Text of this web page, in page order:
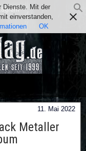
11. Mai 2022
Metaller
Dienste. Mit der
einverstanden,
OK